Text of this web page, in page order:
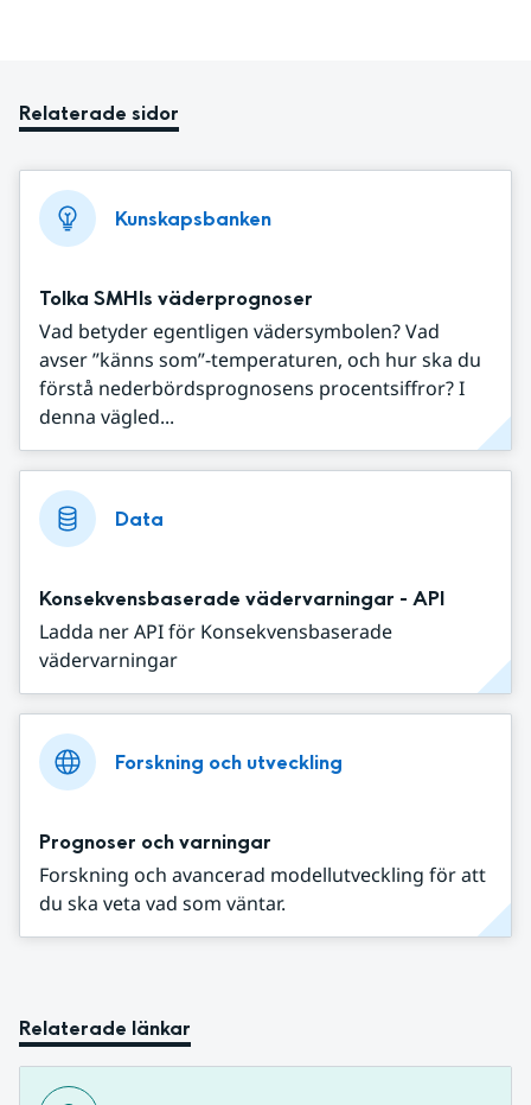
Relaterade sidor
Kunskapsbanken
Tolka SMHIs väderprognoser
Vad betyder egentligen vädersymbolen? Vad
avser ”känns som”-temperaturen, och hur ska du
förstå nederbördsprognosens procentsiffror? I
denna vägled...
Data
Konsekvensbaserade vädervarningar - API
Ladda ner API för Konsekvensbaserade
vädervarningar
Forskning och utveckling
Prognoser och varningar
Forskning och avancerad modellutveckling för att
du ska veta vad som väntar.
Relaterade länkar